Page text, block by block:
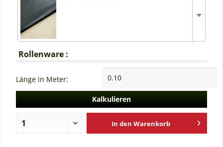
Rollenware :
Länge in Meter:
Kalkulieren
In den Warenkorb